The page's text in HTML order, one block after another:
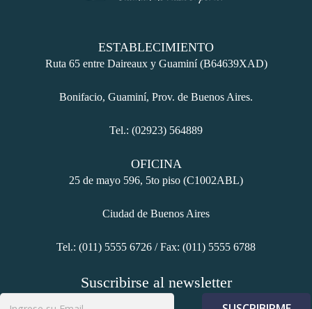
ESTABLECIMIENTO
Ruta 65 entre Daireaux y Guaminí (B64639XAD)
Bonifacio, Guaminí, Prov. de Buenos Aires.
Tel.: (02923) 564889
OFICINA
25 de mayo 596, 5to piso (C1002ABL)
Ciudad de Buenos Aires
Tel.: (011) 5555 6726 / Fax: (011) 5555 6788
Suscribirse al newsletter